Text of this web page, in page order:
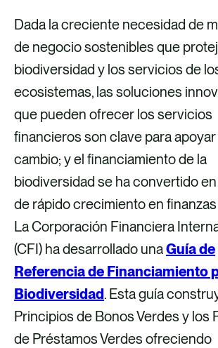
Dada la creciente necesidad de
de negocio sostenibles que
biodiversidad y los servicios de
ecosistemas, las soluciones
que pueden ofrecer los servicios
financieros son clave para
cambio; y el financiamiento de la
biodiversidad se ha convertido
de rápido crecimiento en
La Corporación Financiera
(CFI) ha desarrollado unaGuía de
Referencia de Financiamiento
Biodiversidad. Esta guía
Principios de Bonos Verdes y los
de Préstamos Verdes ofreciendo